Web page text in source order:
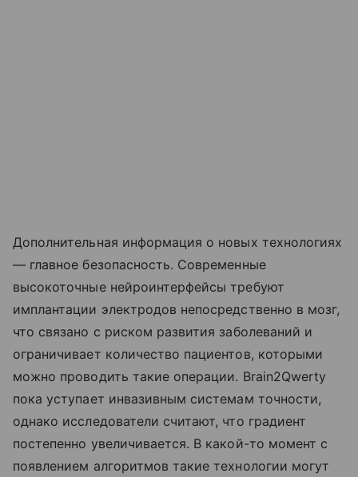
Дополнительная информация о новых технологиях
— главное безопасность. Современные
высокоточные нейроинтерфейсы требуют
имплантации электродов непосредственно в мозг,
что связано с риском развития заболеваний и
ограничивает количество пациентов, которыми
можно проводить такие операции. Brain2Qwerty
пока уступает инвазивным системам точности,
однако исследователи считают, что градиент
постепенно увеличивается. В какой-то момент с
появлением алгоритмов такие технологии могут